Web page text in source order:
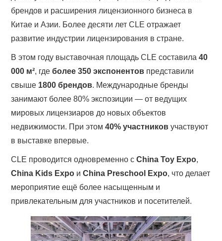
брендов и расширения лицензионного бизнеса в
Китае и Азии. Более десяти лет CLE отражает
развитие индустрии лицензирования в стране.
В этом году выставочная площадь CLE составила40
000 м², гдеболее 350 экспонентов представили
свыше 1800 брендов. Международные бренды
занимают более 80% экспозиции — от ведущих
мировых лицензиаров до новых объектов
недвижимости. При этом40% участников участвуют
в выставке впервые.
CLE проводится одновременно сChina Toy Expo,
China Kids Expo иChina Preschool Expo, что делает
мероприятие ещё более насыщенным и
привлекательным для участников и посетителей.